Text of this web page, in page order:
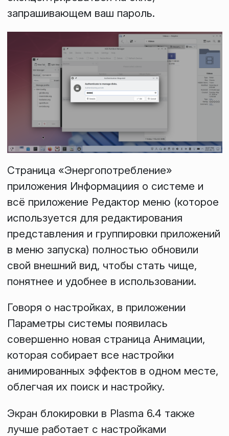
запрашивающем ваш пароль.
Страница «Энергопотребление»
приложения Информациия о системе и
всё приложение Редактор меню (которое
используется для редактирования
представления и группировки приложений
в меню запуска) полностью обновили
свой внешний вид, чтобы стать чище,
понятнее и удобнее в использовании.
Говоря о настройках, в приложении
Параметры системы появилась
совершенно новая страница Анимации,
которая собирает все настройки
анимированных эффектов в одном месте,
облегчая их поиск и настройку.
Экран блокировки в Plasma 6.4 также
лучше работает с настройками